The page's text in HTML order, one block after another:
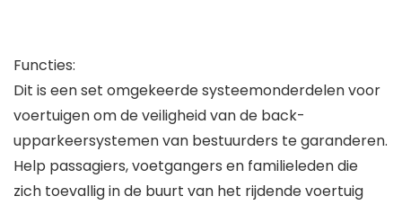
Functies:
Dit is een set omgekeerde systeemonderdelen voor
voertuigen om de veiligheid van de back-
upparkeersystemen van bestuurders te garanderen.
Help passagiers, voetgangers en familieleden die
zich toevallig in de buurt van het rijdende voertuig